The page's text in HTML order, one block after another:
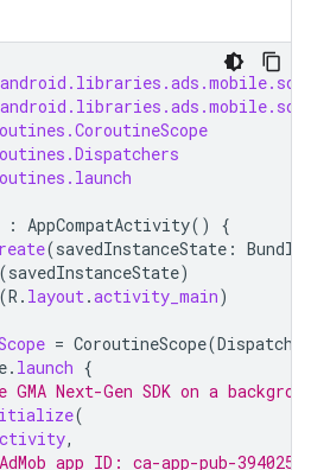
: AppCompatActivity()
{
(savedInstanceState :
(savedInstanceState)
(R . layout.activity_main)
= CoroutineScope(
. launch {
GMA Next-Gen SDK on a
(
,
app ID: ca-app-pub-